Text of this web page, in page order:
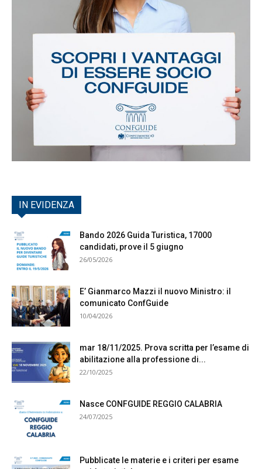
IN EVIDENZA
Bando 2026 Guida Turistica, 17000
candidati, prove il 5 giugno
26/05/2026
E’ Gianmarco Mazzi il nuovo Ministro: il
comunicato ConfGuide
10/04/2026
mar 18/11/2025. Prova scritta per l’esame di
abilitazione alla professione di...
22/10/2025
Nasce CONFGUIDE REGGIO CALABRIA
24/07/2025
Pubblicate le materie e i criteri per esame